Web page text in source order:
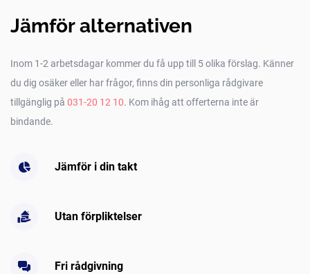
Jämför alternativen
Inom 1-2 arbetsdagar kommer du få upp till 5 olika förslag. Känner
du dig osäker eller har frågor, finns din personliga rådgivare
tillgänglig på 031-20 12 10. Kom ihåg att offerterna inte är
bindande.
Jämför i din takt
Utan förpliktelser
Fri rådgivning